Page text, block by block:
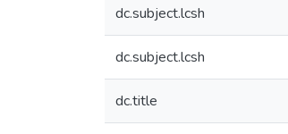
dc.subject.lcsh
dc.subject.lcsh
dc.title